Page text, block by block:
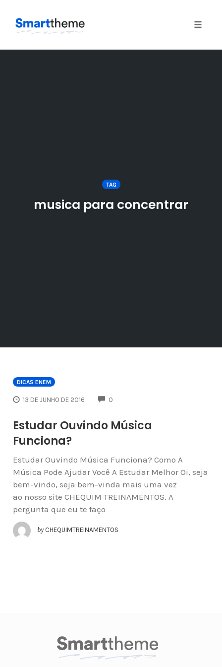
TAG
musica para concentrar
DICAS ENEM
13 DE JUNHO DE 2016 0
Estudar Ouvindo Música
Funciona?
Estudar Ouvindo Música Funciona? Como A
Música Pode Ajudar Você A Estudar Melhor Oi, seja
bem-vindo, seja bem-vinda mais uma vez
ao nosso site CHEQUIM TREINAMENTOS. A
pergunta que eu te faço
by CHEQUIMTREINAMENTOS